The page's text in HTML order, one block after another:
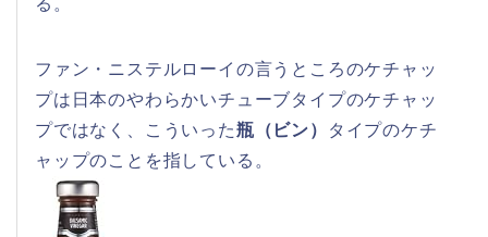
ファン・ニステルローイの言うところのケチャッ
プは日本のやわらかいチューブタイプのケチャッ
プではなく、こういった瓶（ビン）
タイプのケチ
ャップのことを指している。